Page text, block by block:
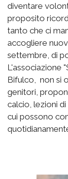
diventare
proposito
tanto che ci
accogliere
settembre, di
L'associazione
Bifulco, non si
genitori,
calcio, lezioni
cui possono